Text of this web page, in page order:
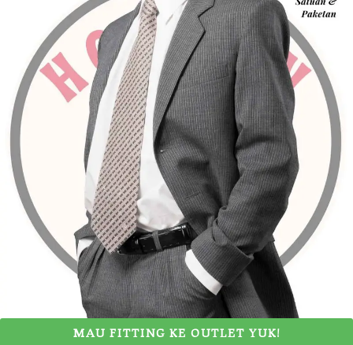
MAU FITTING KE OUTLET YUK!